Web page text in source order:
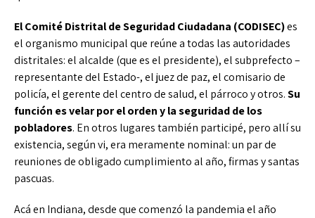
El Comité Distrital de Seguridad Ciudadana (CODISEC)es
el organismo municipal que reúne a todas las autoridades
distritales: el alcalde (que es el presidente), el subprefecto –
representante del Estado-, el juez de paz, el comisario de
policía, el gerente del centro de salud, el párroco y otros.Su
función es velar por el orden y la seguridad de los
pobladores. En otros lugares también participé, pero allí su
existencia, según vi, era meramente nominal: un par de
reuniones de obligado cumplimiento al año, firmas y santas
pascuas.
Acá en Indiana, desde que comenzó la pandemia el año